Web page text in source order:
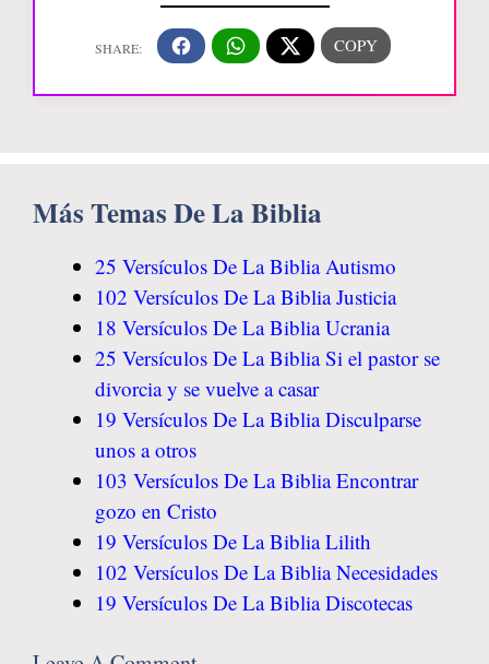
Más Temas De La Biblia
25 Versículos De La Biblia Autismo
102 Versículos De La Biblia Justicia
18 Versículos De La Biblia Ucrania
25 Versículos De La Biblia Si el pastor se
divorcia y se vuelve a casar
19 Versículos De La Biblia Disculparse
unos a otros
103 Versículos De La Biblia Encontrar
gozo en Cristo
19 Versículos De La Biblia Lilith
102 Versículos De La Biblia Necesidades
19 Versículos De La Biblia Discotecas